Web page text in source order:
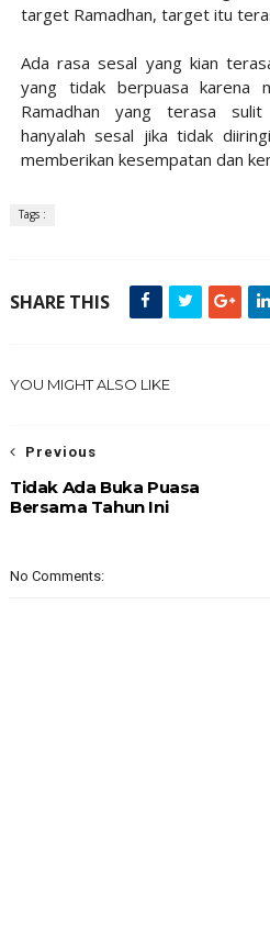
target Ramadhan, target itu
Ada rasa sesal yang kian
yang tidak berpuasa karena
Ramadhan yang terasa
hanyalah sesal jika tidak
memberikan kesempatan dan
Tags :
SHARE THIS
YOU MIGHT ALSO LIKE
Previous
Tidak Ada Buka Puasa
Bersama Tahun Ini
No Comments: